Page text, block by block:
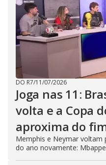
DO R7/11/07/2026
Joga nas 11:
volta e a Copa
aproxima do
Memphis e Neymar voltam
do ano novamente: